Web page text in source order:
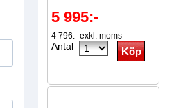
5 995:-
4 796:- exkl. moms
Antal